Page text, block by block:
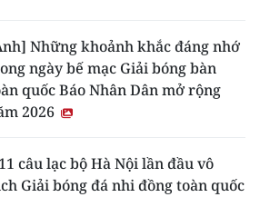
Những khoảnh khắc đáng nhớ
ngày bế mạc Giải bóng bàn
quốc Báo Nhân Dân mở rộng
2026
câu lạc bộ Hà Nội lần đầu vô
Giải bóng đá nhi đồng toàn quốc